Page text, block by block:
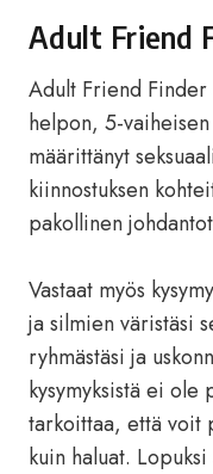
Adult Friend
Adult Friend
helpon, 5-
määrittänyt
kiinnostuksen
pakollinen
Vastaat myös
ja silmien väristäsi
ryhmästäsi ja
kysymyksistä ei ole
tarkoittaa, että voit
kuin haluat.